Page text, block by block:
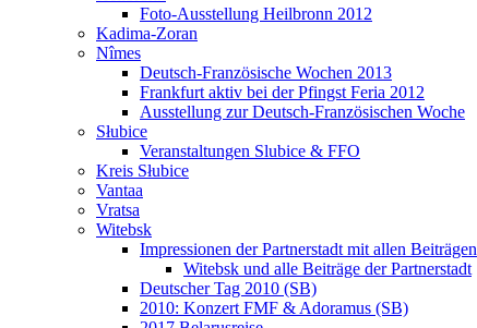
Foto-Ausstellung Heilbronn 2012
Kadima-Zoran
Nîmes
Deutsch-Französische Wochen 2013
Frankfurt aktiv bei der Pfingst Feria 2012
Ausstellung zur Deutsch-Französischen Woche
Słubice
Veranstaltungen Slubice & FFO
Kreis Słubice
Vantaa
Vratsa
Witebsk
Impressionen der Partnerstadt mit allen Beiträgen
Witebsk und alle Beiträge der Partnerstadt
Deutscher Tag 2010 (SB)
2010: Konzert FMF & Adoramus (SB)